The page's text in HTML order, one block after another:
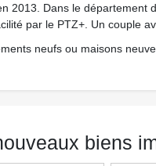
2013. Dans le
par le PTZ+. Un couple
neufs ou maisons
biens